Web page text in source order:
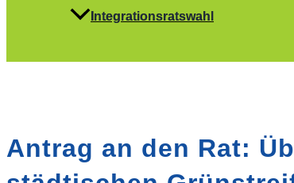
Integrationsratswahl
Antrag an den Rat: